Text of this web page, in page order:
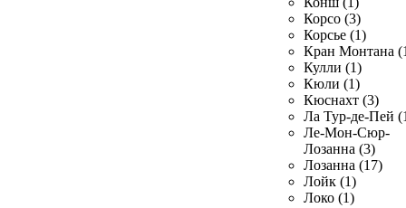
Корсо (3)
Корсье (1)
Кран Монтана
Кулли (1)
Кюли (1)
Кюснахт (3)
Ла Тур-де-Пей
Ле-Мон-Сюр-
Лозанна (3)
Лозанна (17)
Лойк (1)
Локо (1)